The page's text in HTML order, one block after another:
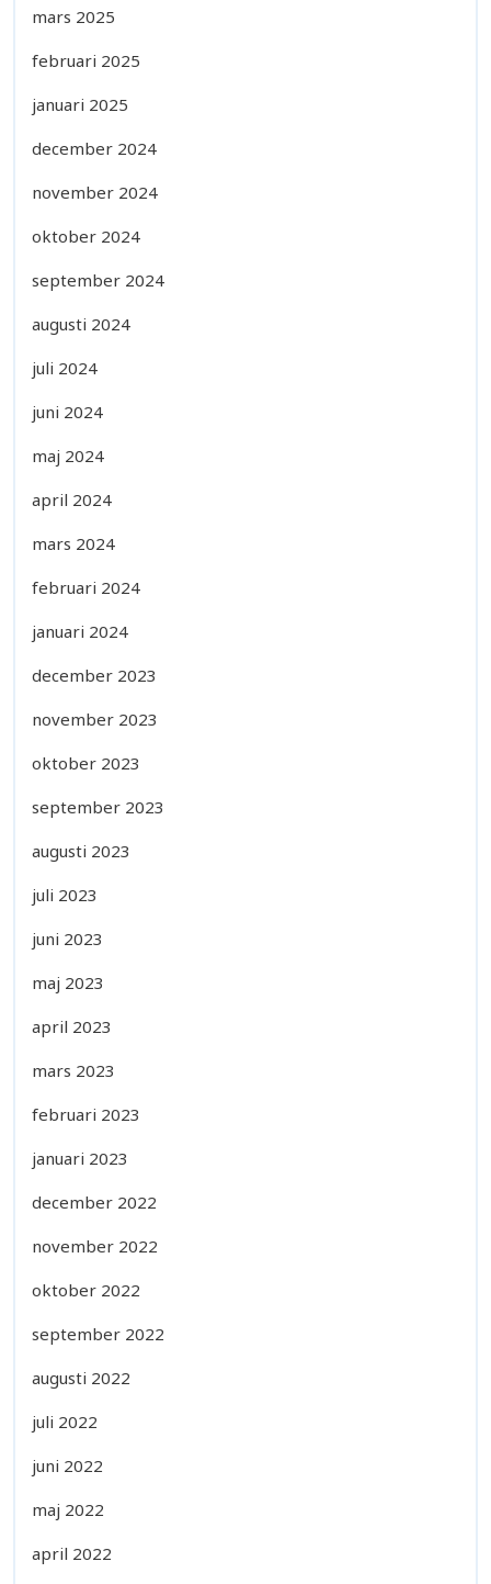
mars 2025
februari 2025
januari 2025
december 2024
november 2024
oktober 2024
september 2024
augusti 2024
juli 2024
juni 2024
maj 2024
april 2024
mars 2024
februari 2024
januari 2024
december 2023
november 2023
oktober 2023
september 2023
augusti 2023
juli 2023
juni 2023
maj 2023
april 2023
mars 2023
februari 2023
januari 2023
december 2022
november 2022
oktober 2022
september 2022
augusti 2022
juli 2022
juni 2022
maj 2022
april 2022